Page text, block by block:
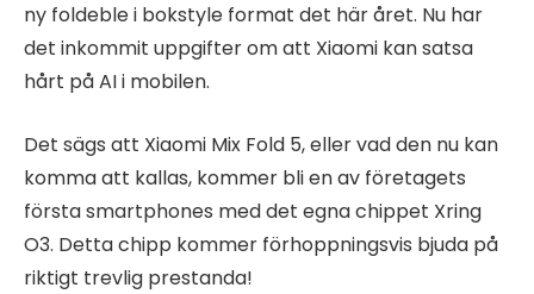
ny foldeble i bokstyle format det här året. Nu har
det inkommit uppgifter om att Xiaomi kan satsa
hårt på AI i mobilen.
Det sägs att Xiaomi Mix Fold 5, eller vad den nu kan
komma att kallas, kommer bli en av företagets
första smartphones med det egna chippet Xring
O3. Detta chipp kommer förhoppningsvis bjuda på
riktigt trevlig prestanda!